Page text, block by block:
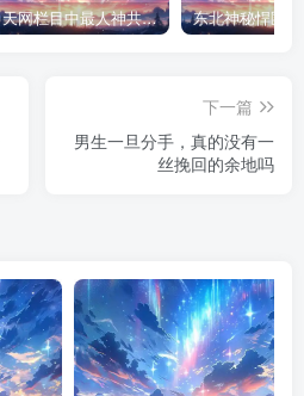
天网栏目中最人神共愤的一期《消失的夫妻》
下一篇
男生一旦分手，真的没有一
丝挽回的余地吗